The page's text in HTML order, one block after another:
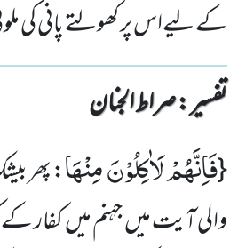
کے لیےاس پر کھولتے پانی
تفسیر : ‎صراط الجنان
{فَاِنَّهُمْ لَاٰكِلُوْنَ مِنْهَا: پھر
والی آیت میں جہنم میں کفار